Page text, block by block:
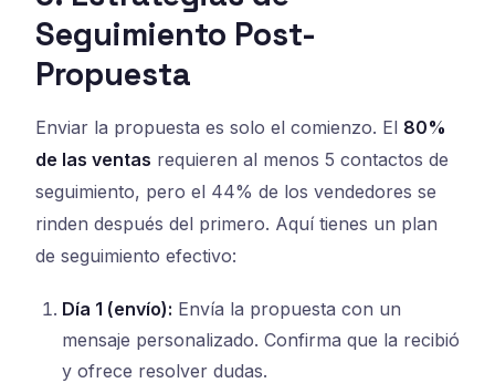
Seguimiento Post-
Propuesta
Enviar la propuesta es solo el comienzo. El 80%
de las ventas requieren al menos 5 contactos de
seguimiento, pero el 44% de los vendedores se
rinden después del primero. Aquí tienes un plan
de seguimiento efectivo:
Día 1 (envío): Envía la propuesta con un
mensaje personalizado. Confirma que la recibió
y ofrece resolver dudas.